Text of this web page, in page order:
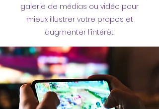
galerie de médias ou vidéo pour
mieux illustrer votre propos et
augmenter l'intérêt.